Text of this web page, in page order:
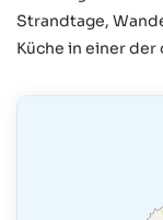
Strandtage,
Küche in einer